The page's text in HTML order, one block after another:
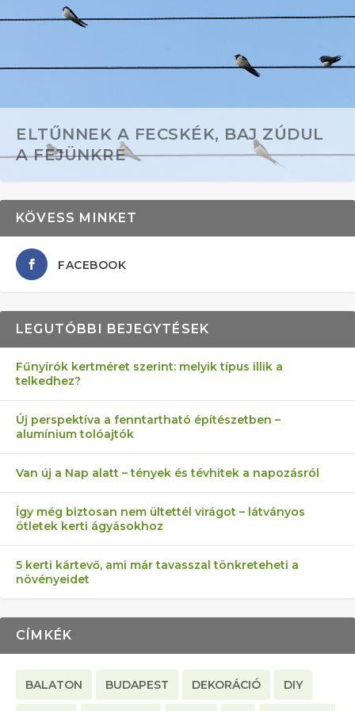
ELTŰNNEK A FECSKÉK, BAJ ZÚDUL
A FEJÜNKRE
AZ ÖNELLÁTÁS 13 PONTJA
KEZDŐKNEK
6 LEGJOBB NÖVÉNY SZOMSZÉD
ELLEN
MÁRPEDIG A TŰZIJÁTÉK NEM MENŐ!
AKI ELDOBÁLJA A CIGICSIKKEKET,
AZ EGY KÖ…
FÉLREÉRTETT KERTÉSZKEDÉS:
TÉRKŐ ÉS MURVA
KÖVESS MINKET
FACEBOOK
LEGUTÓBBI BEJEGYTÉSEK
Fűnyírók kertméret szerint: melyik típus illik a
telkedhez?
Új perspektíva a fenntartható építészetben –
alumínium tolóajtók
Van új a Nap alatt – tények és tévhitek a napozásról
Így még biztosan nem ültettél virágot – látványos
ötletek kerti ágyásokhoz
5 kerti kártevő, ami már tavasszal tönkreteheti a
növényeidet
CÍMKÉK
BALATON BUDAPEST DEKORÁCIÓ DIY